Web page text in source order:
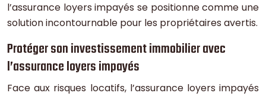
l’assurance loyers impayés se positionne comme une
solution incontournable pour les propriétaires avertis.
Protéger son investissement immobilier avec
l’assurance loyers impayés
Face aux risques locatifs, l’assurance loyers impayés